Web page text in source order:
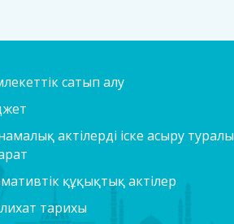
сатып алу
актілерді іске асыру туралы
құқықтық актілер
тарихы